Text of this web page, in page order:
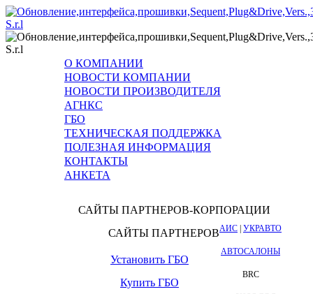
О КОМПАНИИ
НОВОСТИ КОМПАНИИ
НОВОСТИ ПРОИЗВОДИТЕЛЯ
АГНКС
ГБО
ТЕХНИЧЕСКАЯ ПОДДЕРЖКА
ПОЛЕЗНАЯ ИНФОРМАЦИЯ
КОНТАКТЫ
АНКЕТА
САЙТЫ ПАРТНЕРОВ-КОРПОРАЦИИ
АИС УКРАВТО
САЙТЫ ПАРТНЕРОВ
АВТОСАЛОНЫ
Установить ГБО
BRC
Купить ГБО